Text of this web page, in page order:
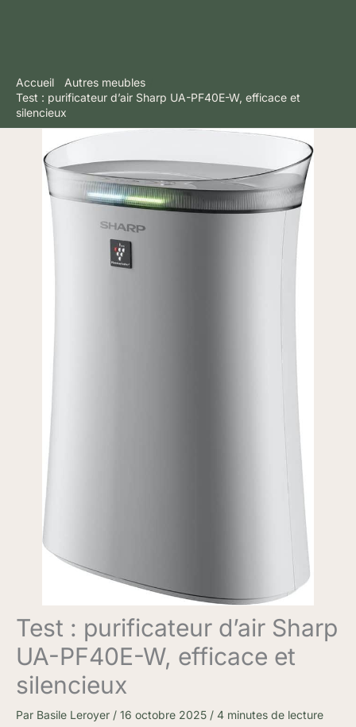
Accueil
Autres meubles
Test : purificateur d’air Sharp UA-PF40E-W, efficace et
silencieux
Test : purificateur d’air Sharp
UA-PF40E-W, efficace et
silencieux
Par Basile Leroyer / 16 octobre 2025 / 4 minutes de lecture